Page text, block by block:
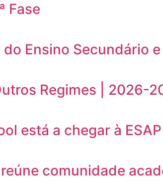
Fase
Ensino Secundário
Regimes | 2026-
está a chegar à ESAP
comunidade